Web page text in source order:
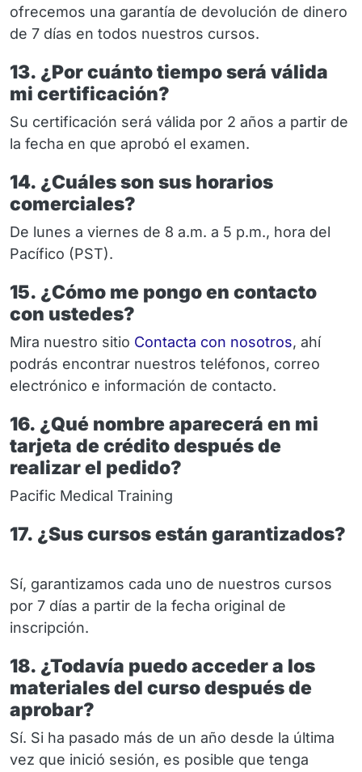
ofrecemos una garantía de devolución de dinero
de 7 días en todos nuestros cursos.
13. ¿Por cuánto tiempo será válida
mi certificación?
Su certificación será válida por 2 años a partir de
la fecha en que aprobó el examen.
14. ¿Cuáles son sus horarios
comerciales?
De lunes a viernes de 8 a.m. a 5 p.m., hora del
Pacífico (PST).
15. ¿Cómo me pongo en contacto
con ustedes?
Mira nuestro sitio Contacta con nosotros, ahí
podrás encontrar nuestros teléfonos, correo
electrónico e información de contacto.
16. ¿Qué nombre aparecerá en mi
tarjeta de crédito después de
realizar el pedido?
Pacific Medical Training
17. ¿Sus cursos están garantizados?
Sí, garantizamos cada uno de nuestros cursos
por 7 días a partir de la fecha original de
inscripción.
18. ¿Todavía puedo acceder a los
materiales del curso después de
aprobar?
Sí. Si ha pasado más de un año desde la última
vez que inició sesión, es posible que tenga